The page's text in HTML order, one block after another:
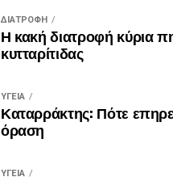
ΔΙΑΤΡΟΦΉ
Η κακή διατροφή κύρια
κυτταρίτιδας
ΥΓΕΊΑ
Καταρράκτης: Πότε
όραση
ΥΓΕΊΑ